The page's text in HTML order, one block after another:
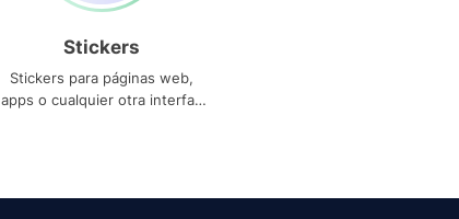
Stickers
Stickers para páginas web,
apps o cualquier otra interfaz